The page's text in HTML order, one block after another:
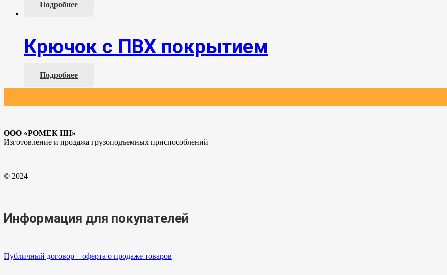
Подробнее
Крючок с ПВХ покрытием
Подробнее
ООО «РОМЕК НН»
Изготовление и продажа грузоподъемных приспособлений
© 2024
Информация для покупателей
Публичный договор – оферта о продаже товаров